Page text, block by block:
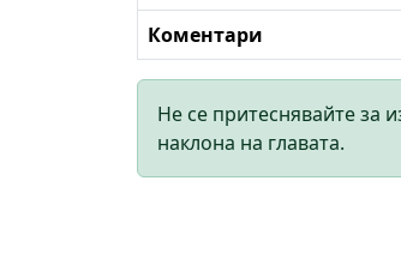
Коментари
Не се притеснявайте за
наклона на главата.